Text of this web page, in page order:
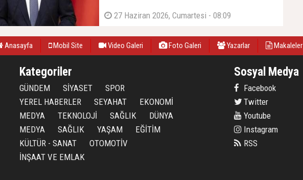
bir kanun çıkarılması gerektiğini duyurdu. Yılmaz, ''O konuda
27 Haziran 2026, Cumartesi - 08:09
Anasayfa Mobil Site Video Galeri Foto Galeri Yazarlar Makaleler
Kategoriler
GÜNDEM SİYASET
SPOR
YEREL HABERLER
SEYAHAT
EKONOMİ
MEDYA
TEKNOLOJİ SAĞLIK
DÜNYA
MEDYA
SAĞLIK YAŞAM
EĞİTİM
KÜLTÜR - SANAT
OTOMOTİV
İNŞAAT VE EMLAK
Sosyal Medya
Facebook
Twitter
Youtube
Instagram
RSS